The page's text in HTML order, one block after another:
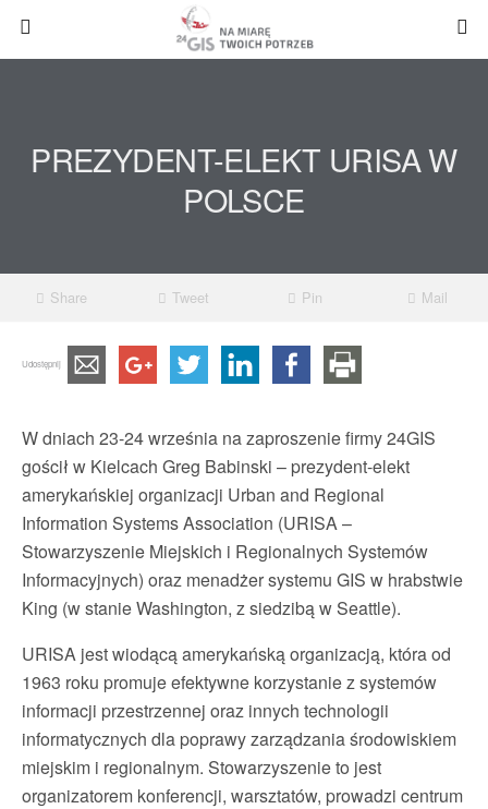
PREZYDENT-ELEKT URISA W
POLSCE
Share Tweet Pin Mail
Udostępnij
W dniach 23-24 września na zaproszenie firmy 24GIS
gościł w Kielcach Greg Babinski – prezydent-elekt
amerykańskiej organizacji Urban and Regional
Information Systems Association (URISA –
Stowarzyszenie Miejskich i Regionalnych Systemów
Informacyjnych) oraz menadżer systemu GIS w hrabstwie
King (w stanie Washington, z siedzibą w Seattle).
URISA jest wiodącą amerykańską organizacją, która od
1963 roku promuje efektywne korzystanie z systemów
informacji przestrzennej oraz innych technologii
informatycznych dla poprawy zarządzania środowiskiem
miejskim i regionalnym. Stowarzyszenie to jest
organizatorem konferencji, warsztatów, prowadzi centrum